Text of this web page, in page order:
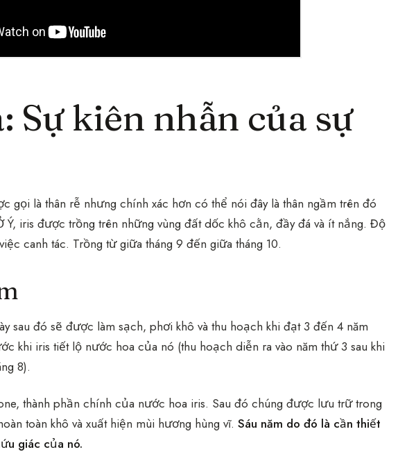
Sự kiên nhẫn của sự
gọi là thân rễ nhưng chính xác hơn có thể nói đây là thân ngầm trên đó
iris được trồng trên những vùng đất dốc khô cằn, đầy đá và ít nắng. Độ
canh tác. Trồng từ giữa tháng 9 đến giữa tháng 10.
sau đó sẽ được làm sạch, phơi khô và thu hoạch khi đạt 3 đến 4 năm
khi iris tiết lộ nước hoa của nó (thu hoạch diễn ra vào năm thứ 3 sau khi
8).
thành phần chính của nước hoa iris. Sau đó chúng được lưu trữ trong
toàn khô và xuất hiện mùi hương hùng vĩ. Sáu năm do đó là cần thiết
giác của nó.